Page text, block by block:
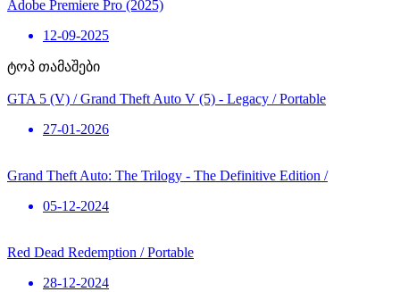
Adobe Premiere Pro (2025)
12-09-2025
ტოპ თამაშები
GTA 5 (V) / Grand Theft Auto V (5) - Legacy / Portable
27-01-2026
Grand Theft Auto: The Trilogy - The Definitive Edition /
05-12-2024
Red Dead Redemption / Portable
28-12-2024